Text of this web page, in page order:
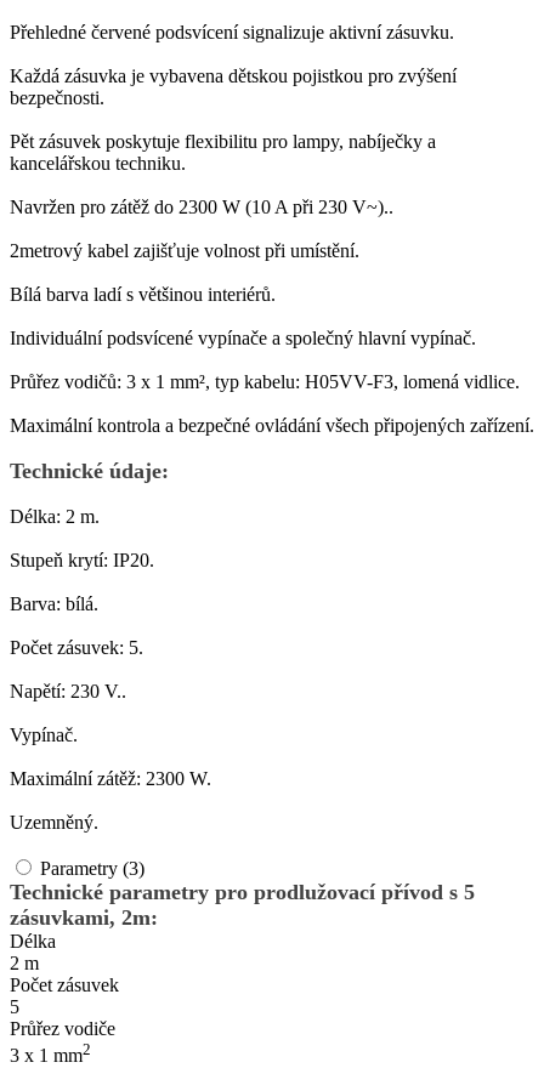
Přehledné červené podsvícení signalizuje aktivní zásuvku.
Každá zásuvka je vybavena dětskou pojistkou pro zvýšení
bezpečnosti.
Pět zásuvek poskytuje flexibilitu pro lampy, nabíječky a
kancelářskou techniku.
Navržen pro zátěž do 2300 W (10 A při 230 V~)..
2metrový kabel zajišťuje volnost při umístění.
Bílá barva ladí s většinou interiérů.
Individuální podsvícené vypínače a společný hlavní vypínač.
Průřez vodičů: 3 x 1 mm², typ kabelu: H05VV-F3, lomená vidlice.
Maximální kontrola a bezpečné ovládání všech připojených zařízení.
Technické údaje:
Délka: 2 m.
Stupeň krytí: IP20.
Barva: bílá.
Počet zásuvek: 5.
Napětí: 230 V..
Vypínač.
Maximální zátěž: 2300 W.
Uzemněný.
Parametry (3)
Technické parametry pro prodlužovací přívod s 5
zásuvkami, 2m:
Délka
2 m
Počet zásuvek
5
Průřez vodiče
3 x 1 mm2